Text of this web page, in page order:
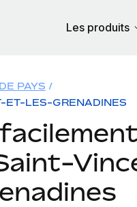
Les produits
PAYS
ET-LES-GRENADINES